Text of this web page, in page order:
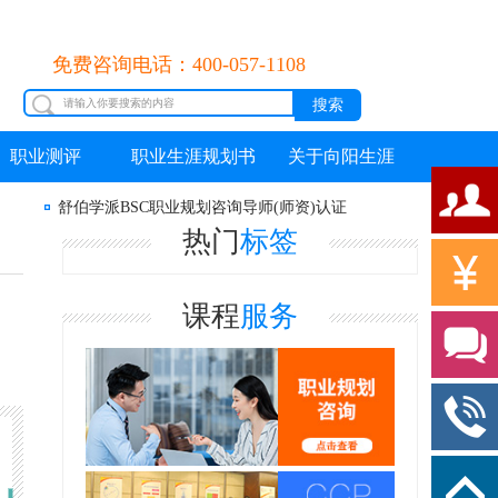
免费咨询电话：400-057-1108
职业测评 职业生涯规划书 关于向阳生涯
舒伯学派BSC职业规划咨询导师(师资)认证
热门标签
课程服务